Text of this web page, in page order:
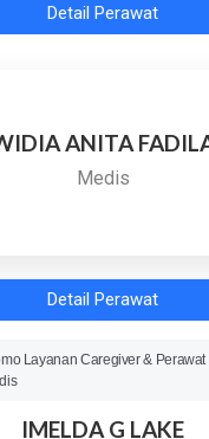
Detail Perawat
ANITA
Medis
Detail Perawat
IMELDA G LAKE
Layanan Caregiver & Perawat